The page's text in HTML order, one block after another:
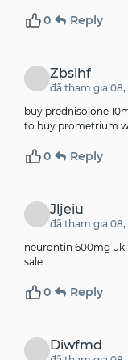
0 Reply
Zbsihf
đã tham gia 08,
buy prednisolone
to buy prometrium
0 Reply
Jljeiu
đã tham gia 08,
neurontin 600mg uk
sale
0 Reply
Diwfmd